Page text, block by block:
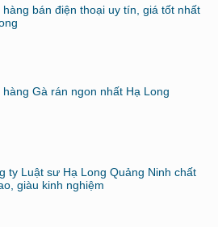
hàng bán điện thoại uy tín, giá tốt nhất
hàng Gà rán ngon nhất Hạ Long
ty Luật sư Hạ Long Quảng Ninh chất
giàu kinh nghiệm